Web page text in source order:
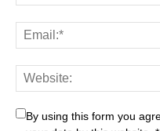
By using this form you